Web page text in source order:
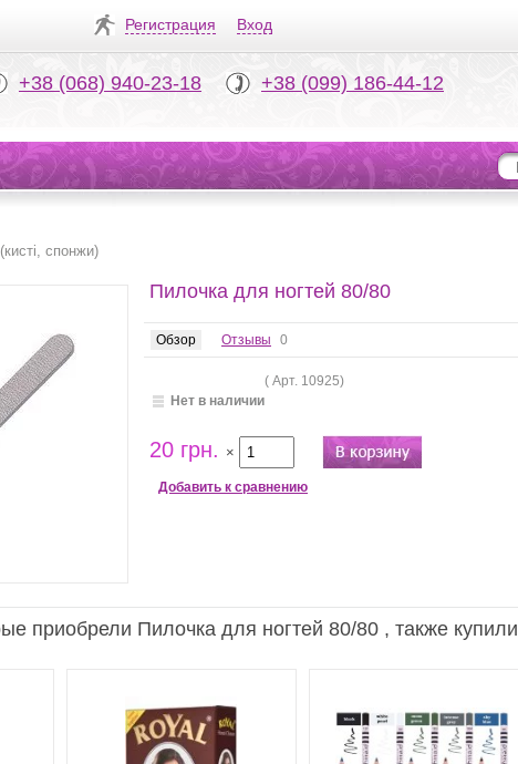
Регистрация Вход
+38 (068) 940-23-18 +38 (099) 186-44-12
спонжи)
Пилочка для ногтей 80/80
Обзор Отзывы 0
( Арт. 10925)
Нет в наличии
20 грн. ×
Добавить к сравнению
приобрели Пилочка для ногтей 80/80 , также купили